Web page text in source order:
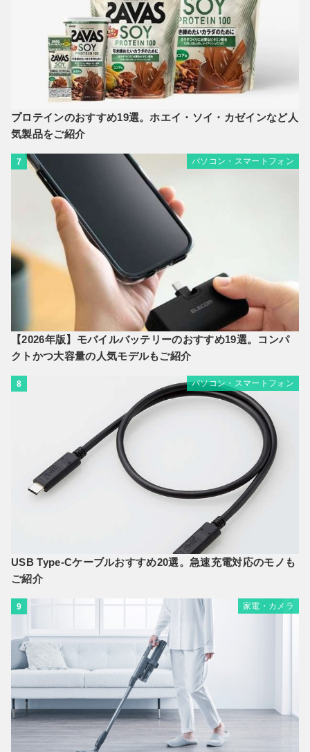
プロテインのおすすめ19選。ホエイ・ソイ・カゼインなど人
気製品をご紹介
7 パソコン・スマートフォン
【2026年版】モバイルバッテリーのおすすめ19選。コンパ
クトかつ大容量の人気モデルもご紹介
8 パソコン・スマートフォン
USB Type-Cケーブルおすすめ20選。急速充電対応のモノも
ご紹介
9 家電・カメラ